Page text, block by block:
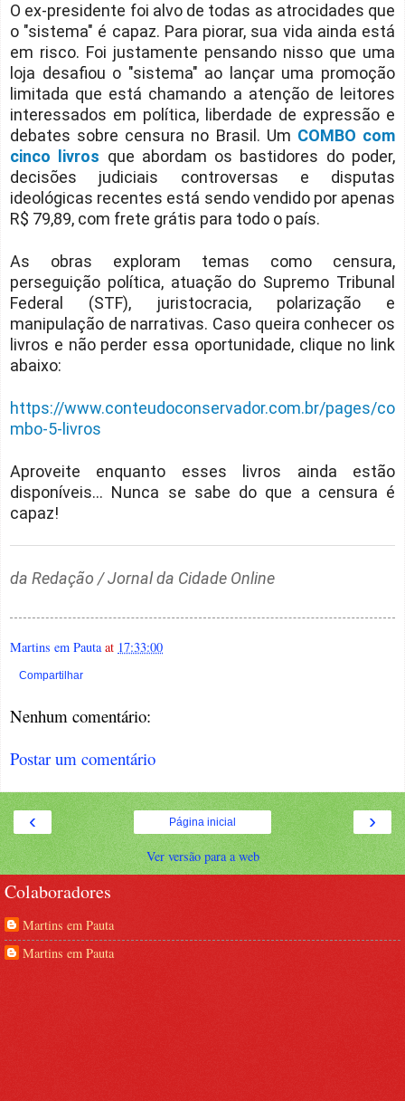
O ex-presidente foi alvo de todas as atrocidades que
o "sistema" é capaz. Para piorar, sua vida ainda está
em risco. Foi justamente pensando nisso que uma
loja desafiou o "sistema" ao lançar uma promoção
limitada que está chamando a atenção de leitores
interessados em política, liberdade de expressão e
debates sobre censura no Brasil. Um COMBO com
cinco livros que abordam os bastidores do poder,
decisões judiciais controversas e disputas
ideológicas recentes está sendo vendido por apenas
R$ 79,89, com frete grátis para todo o país.
As obras exploram temas como censura,
perseguição política, atuação do Supremo Tribunal
Federal (STF), juristocracia, polarização e
manipulação de narrativas. Caso queira conhecer os
livros e não perder essa oportunidade, clique no link
abaixo:
https://www.conteudoconservador.com.br/pages/co
mbo-5-livros
Aproveite enquanto esses livros ainda estão
disponíveis... Nunca se sabe do que a censura é
capaz!
da Redação / Jornal da Cidade Online
Martins em Pauta at 17:33:00
Compartilhar
Nenhum comentário:
Postar um comentário
‹ ›
Página inicial
Ver versão para a web
Colaboradores
Martins em Pauta
Martins em Pauta